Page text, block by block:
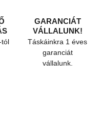
GARANCIÁT
VÁLLALUNK!
Táskáinkra 1 éves
garanciát
vállalunk.